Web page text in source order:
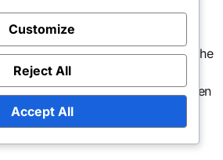
besteht darin, eine Checkliste von
zu erstellen, wie erfolgreiche
Spielzüge. Durch den
mit persönlichen Zielen können
messen und realistische Ziele
Customize
Reject All
Accept All